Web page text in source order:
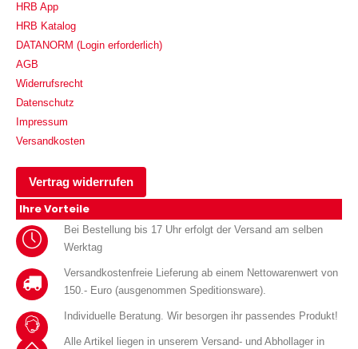
HRB App
HRB Katalog
DATANORM (Login erforderlich)
AGB
Widerrufsrecht
Datenschutz
Impressum
Versandkosten
Vertrag widerrufen
Ihre Vorteile
Bei Bestellung bis 17 Uhr erfolgt der Versand am selben
Werktag
Versandkostenfreie Lieferung ab einem Nettowarenwert von
150.- Euro (ausgenommen Speditionsware).
Individuelle Beratung. Wir besorgen ihr passendes Produkt!
Alle Artikel liegen in unserem Versand- und Abhollager in